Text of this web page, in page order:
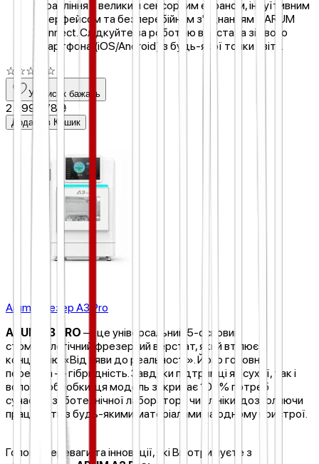
управління з великим сенсорним екраном, інтуїтивним
інтерфейсом та безперебійним з'єднанням з ARUM
Connect. Слідкуйте за роботою верстата зі свого
смартфона (iOS/Android) з будь-якої точки світу.
☆ ☆☆ ☆
У список бажань
2 999 378 ₴
Додати в Кошик
Arum Фрезер A3 Pro
ARUM A3 PRO — це універсальний 5-осьовий
стоматологічний фрезерний верстат, який втілює
концепцію «Від уяви до реальності». Його головна
перевага — гібридність. Завдяки підтримці як сухої, так і
вологої обробки, ця модель закриває 100% потреб
сучасної зуботехнічної лабораторії чи клініки, дозволяючи
працювати з будь-якими матеріалами на одному пристрої.
Головні переваги та інновації, які Ви отримуєте з